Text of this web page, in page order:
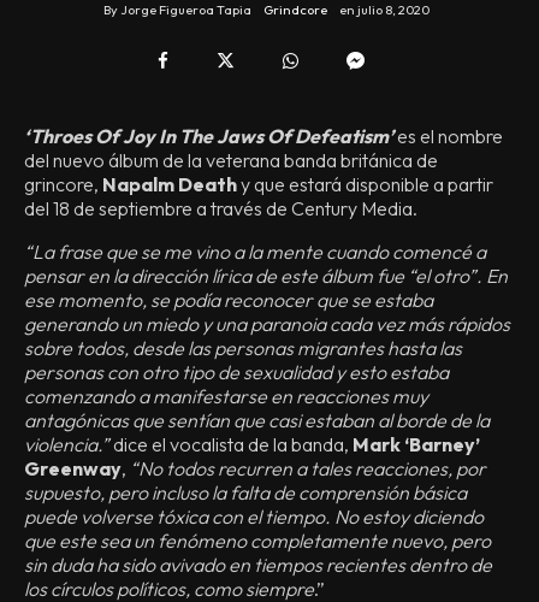
By Jorge Figueroa Tapia Grindcore en julio 8, 2020
‘Throes Of Joy In The Jaws Of Defeatism’es el nombre
del nuevo álbum de la veterana banda británica de
grincore, Napalm Deathy que estará disponible a partir
del 18 de septiembre a través de Century Media.
“La frase que se me vino a la mente cuando comencé a
pensar en la dirección lírica de este álbum fue “el otro”. En
ese momento, se podía reconocer que se estaba
generando un miedo y una paranoia cada vez más rápidos
sobre todos, desde las personas migrantes hasta las
personas con otro tipo de sexualidad y esto estaba
comenzando a manifestarse en reacciones muy
antagónicas que sentían que casi estaban al borde de la
violencia.”dice el vocalista de la banda, Mark ‘Barney’
Greenway, “No todos recurren a tales reacciones, por
supuesto, pero incluso la falta de comprensión básica
puede volverse tóxica con el tiempo. No estoy diciendo
que este sea un fenómeno completamente nuevo, pero
sin duda ha sido avivado en tiempos recientes dentro de
los círculos políticos, como siempre.”